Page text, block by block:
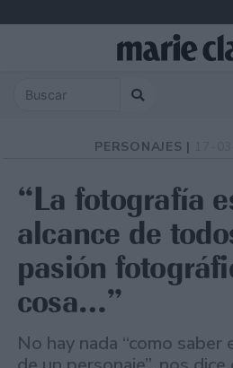
PERSONAJES |
“La fotografía
alcance de
pasión
cosa…”
No hay nada “como saber